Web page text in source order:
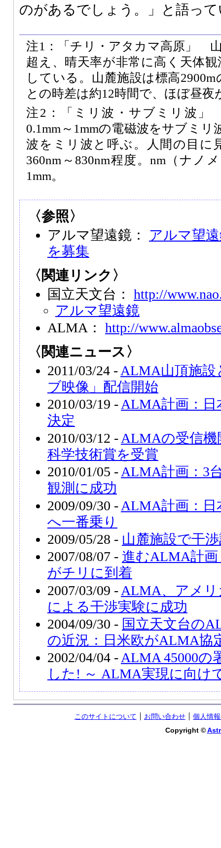
のがあるでしょう。」と語っ
注1：「チリ・アタカマ高原」
超え、晴天率が非常に高く天体
している。山麓施設は標高
との時差は約12時間で、ほぼ昼
注2：「ミリ波・サブミリ波
0.1mm～1mmの電磁波をサブミリ
波をミリ波と呼ぶ。人間の目に
360nm～830nm程度。nm（ナノ
1mm。
〈参照〉
アルマ望遠鏡： アルマ望
を募集
〈関連リンク〉
国立天文台： http://
アルマ望遠鏡
ALMA： http://
〈関連ニュース〉
2011/03/24 - ALMA山頂施設
ブ映像」配信開始
2010/03/19 -ALMA計画：
決定
2010/03/12 - ALMAの受信
科学技術賞を受賞
2010/01/05 - ALMA計画：3
観測に成功
2009/09/30 - ALMA計画：
へ一番乗り
2009/05/28 - 山麓施設で干
2007/08/07 - 進むALMA計
がチリに到着
2007/03/09 - ALMA、アメ
による干渉実験に成功
2004/09/30 - 国立天文台の
の近況：日米欧がALMA協
2002/04/04 -ALMA 45000の
した! ～ ALMA実現に向け
このサイトについて お問い合わせ
個人情
Copyright ©